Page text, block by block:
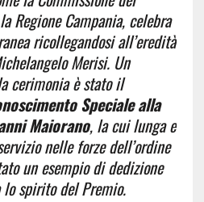
Regione Campania, celebra
ricollegandosi all’eredità
Merisi. Un
cerimonia è stato il
Speciale alla
Maiorano, la cui lunga e
nelle forze dell’ordine
un esempio di dedizione
spirito del Premio.